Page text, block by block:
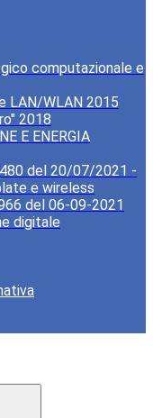
computazionale e
LAN/WLAN 2015
2018
E ENERGIA
del 20/07/2021 -
e wireless
del 06-09-2021
digitale